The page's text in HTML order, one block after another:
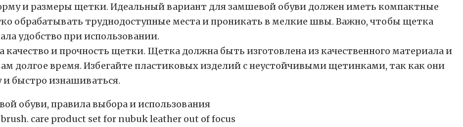
и размеры щетки. Идеальный вариант для замшевой обуви должен иметь компактные
обрабатывать труднодоступные места и проникать в мелкие швы. Важно, чтобы щетка
удобство при использовании.
и прочность щетки. Щетка должна быть изготовлена из качественного материала и
долгое время. Избегайте пластиковых изделий с неустойчивыми щетинками, так как они
быстро изнашиваться.
care product set for nubuk leather out of focus